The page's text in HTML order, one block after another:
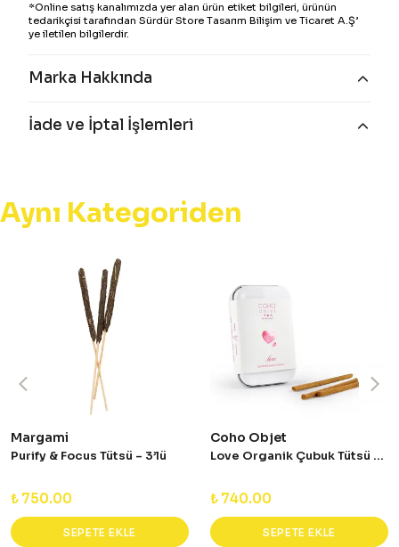
*Online satış kanalımızda yer alan ürün etiket bilgileri, ürünün
tedarikçisi tarafından Sürdür Store Tasarım Bilişim ve Ticaret A.Ş’
ye iletilen bilgilerdir.
Marka Hakkında
İade ve İptal İşlemleri
Aynı Kategoriden
Margami
Purify & Focus Tütsü – 3’lü
₺ 750.00
SEPETE EKLE
Coho Objet
Love Organik Çubuk Tütsü 20'li
₺ 740.00
SEPETE EKLE